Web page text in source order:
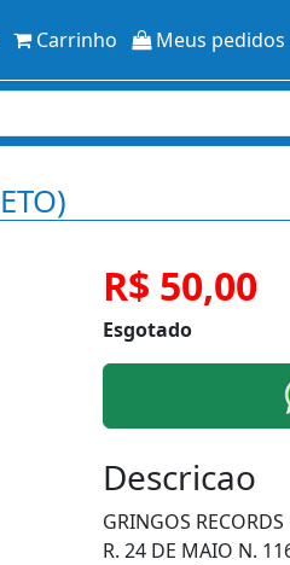
Carrinho Meus pedidos
R$ 50,00
Esgotado
Descricao
GRINGOS RECORDS
R. 24 DE MAIO N.